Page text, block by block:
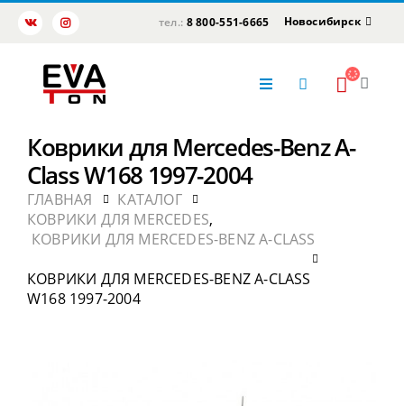
тел.: 8 800-551-6665 Новосибирск
Коврики для Mercedes-Benz A-
Class W168 1997-2004
ГЛАВНАЯ
КАТАЛОГ
КОВРИКИ ДЛЯ MERCEDES,
КОВРИКИ ДЛЯ MERCEDES-BENZ A-CLASS
КОВРИКИ ДЛЯ MERCEDES-BENZ A-CLASS
W168 1997-2004